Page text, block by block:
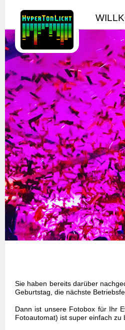
Sie haben bereits darüber
Geburtstag, die nächste
Dann ist unsere Fotobox für Ihr
Fotoautomat) ist super einfach